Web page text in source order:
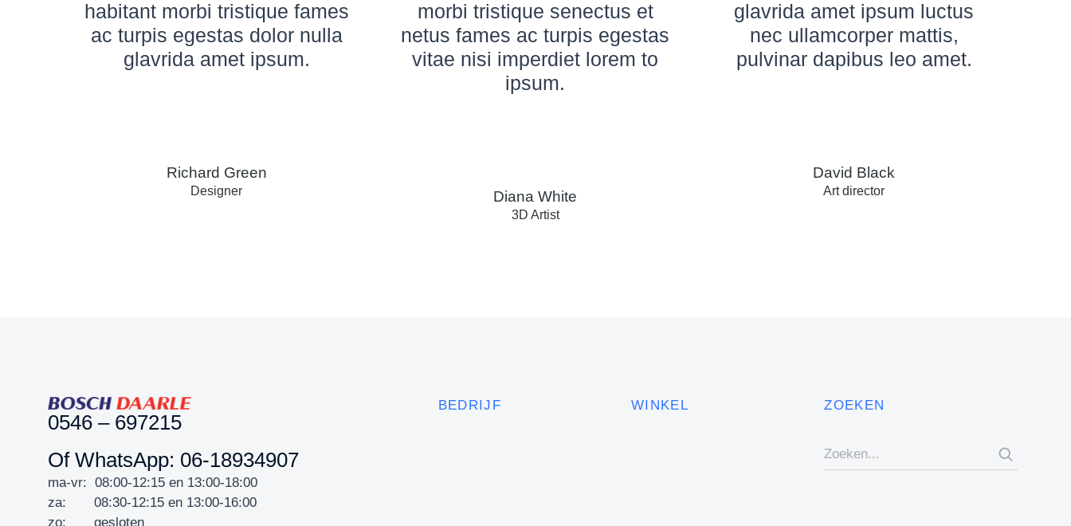
habitant morbi tristique fames
ac turpis egestas dolor nulla
glavrida amet ipsum.
Richard Green
Designer
morbi tristique senectus et
netus fames ac turpis egestas
vitae nisi imperdiet lorem to
ipsum.
Diana White
3D Artist
glavrida amet ipsum luctus
nec ullamcorper mattis,
pulvinar dapibus leo amet.
David Black
Art director
0546 – 697215
Of WhatsApp: 06-18934907
ma-vr: 08:00-12:15 en 13:00-18:00
za: 08:30-12:15 en 13:00-16:00
zo: gesloten
BEDRIJF WINKEL ZOEKEN